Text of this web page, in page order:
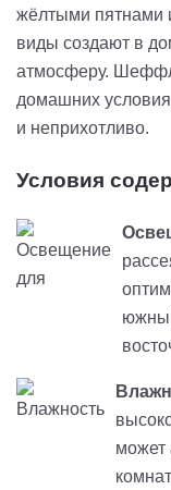
жёлтыми пятнами
виды создают в
атмосферу.
домашних
и неприхотливо.
Условия
может